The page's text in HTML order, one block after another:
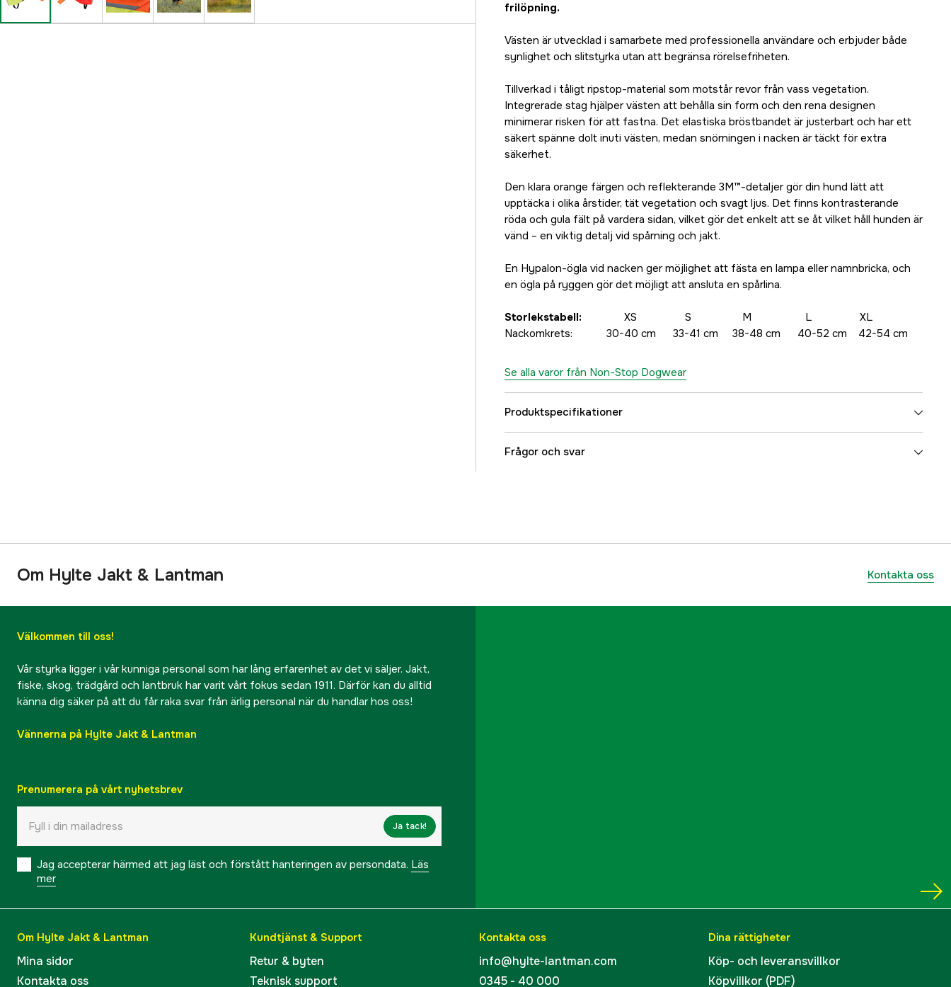
frilöpning.
Västen är utvecklad i samarbete med professionella användare och erbjuder både
synlighet och slitstyrka utan att begränsa rörelsefriheten.
Tillverkad i tåligt ripstop-material som motstår revor från vass vegetation.
Integrerade stag hjälper västen att behålla sin form och den rena designen
minimerar risken för att fastna. Det elastiska bröstbandet är justerbart och har ett
säkert spänne dolt inuti västen, medan snörningen i nacken är täckt för extra
säkerhet.
Den klara orange färgen och reflekterande 3M™-detaljer gör din hund lätt att
upptäcka i olika årstider, tät vegetation och svagt ljus. Det finns kontrasterande
röda och gula fält på vardera sidan, vilket gör det enkelt att se åt vilket håll hunden är
vänd – en viktig detalj vid spårning och jakt.
En Hypalon-ögla vid nacken ger möjlighet att fästa en lampa eller namnbricka, och
en ögla på ryggen gör det möjligt att ansluta en spårlina.
Storlekstabell: XS S M L XL
Nackomkrets: 30-40 cm 33-41 cm 38-48 cm 40-52 cm 42-54 cm
Se alla varor från Non-Stop Dogwear
Produktspecifikationer
Djurtyp
Frågor och svar
Om Hylte Jakt & Lantman Kontakta oss
Välkommen till oss!
Vår styrka ligger i vår kunniga personal som har lång erfarenhet av det vi säljer. Jakt,
fiske, skog, trädgård och lantbruk har varit vårt fokus sedan 1911. Därför kan du alltid
känna dig säker på att du får raka svar från ärlig personal när du handlar hos oss!
Vännerna på Hylte Jakt & Lantman
Prenumerera på vårt nyhetsbrev
Ja tack!
Jag accepterar härmed att jag läst och förstått hanteringen av persondata. Läs
mer
Om Hylte Jakt & Lantman
Mina sidor
Kontakta oss
Kundtjänst & Support
Retur & byten
Teknisk support
Kontakta oss
info@hylte-lantman.com
0345 - 40 000
Dina rättigheter
Köp- och leveransvillkor
Köpvillkor (PDF)